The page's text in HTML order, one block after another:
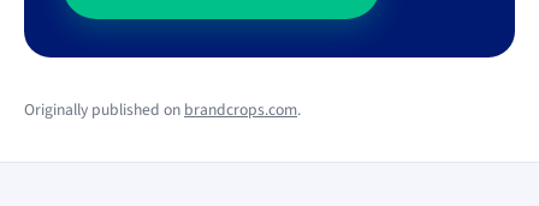
Originally published on brandcrops.com.